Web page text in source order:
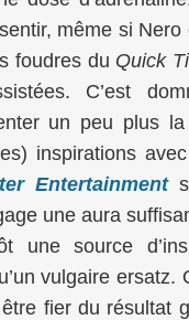
même si
foudres du Quick
C’est
un peu plus
inspirations
Entertainment
une aura
une source
vulgaire ersatz.
fier du résultat